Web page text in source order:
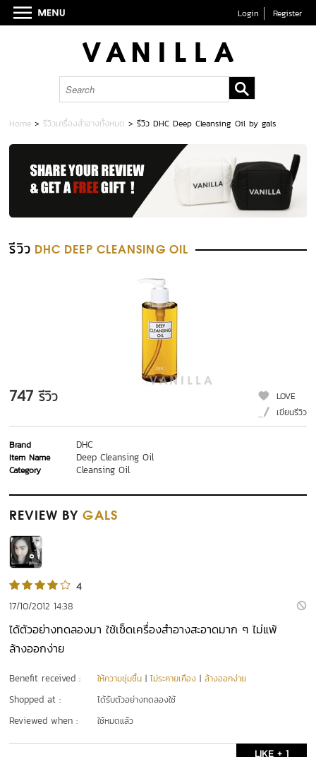
Login Register
Home >รีวิวเครื่องสำอางทั้งหมด >รีวิว DHC Deep Cleansing Oil by gals
รีวิว DHC DEEP CLEANSING OIL
747 รีวิว
LOVE
เขียนรีวิว
Brand DHC
Item Name Deep Cleansing Oil
Category Cleansing Oil
REVIEW BYGALS
4
17/10/2012 14:38
ได้ตัวอย่างทดลองมา ใช้เช็ดเครื่องสำอางสะอาดมาก ๆ ไม่แพ้
ล้างออกง่าย
Benefit received : ให้ความชุ่มชื้น |ไม่ระคายเคือง |ล้างออกง่าย
Shopped at : ได้รับตัวอย่างทดลองใช้
Reviewed when : ใช้หมดแล้ว
LIKE + 1